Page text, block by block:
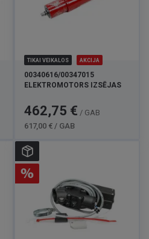
TIKAI VEIKALOS AKCIJA
00340616/00347015
ELEKTROMOTORS IZSĒJAS
Cena
462,75 € / GAB
617,00 € / GAB